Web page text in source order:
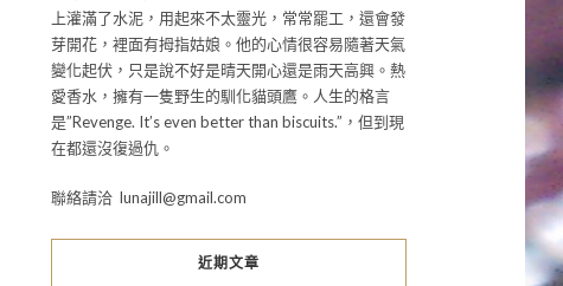
上灌滿了水泥，用起來不太靈光，常常罷工，還會發
芽開花，裡面有拇指姑娘。他的心情很容易隨著天氣
變化起伏，只是說不好是晴天開心還是雨天高興。熱
愛香水，擁有一隻野生的馴化貓頭鷹。人生的格言
是”Revenge. It’s even better than biscuits.”，但到現
在都還沒復過仇。
聯絡請洽 lunajill@gmail.com
近期文章